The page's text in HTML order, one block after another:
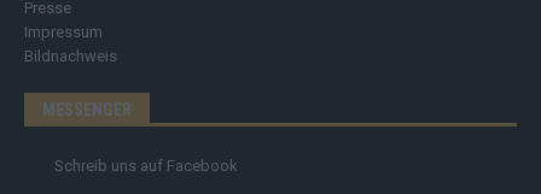
Presse
Impressum
Bildnachweis
MESSENGER
Schreib uns auf Facebook